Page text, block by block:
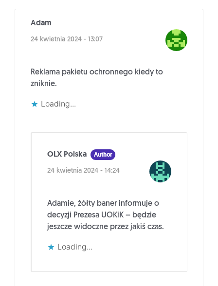
Adam
24 kwietnia 2024 - 13:07
Reklama pakietu ochronnego kiedy to
zniknie.
Loading...
OLX Polska Author
24 kwietnia 2024 - 14:24
Adamie, żółty baner informuje o
decyzji Prezesa UOKiK – będzie
jeszcze widoczne przez jakiś czas.
Loading...